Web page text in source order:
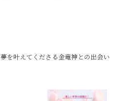
夢を叶えてくださる金竜神との出会い